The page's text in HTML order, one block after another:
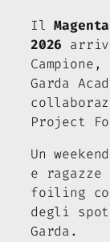
Il
2026
Garda
Project
Un
e
foiling
degli
Garda.